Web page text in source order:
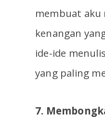
membuat
kenangan
ide-ide
yang paling
7.